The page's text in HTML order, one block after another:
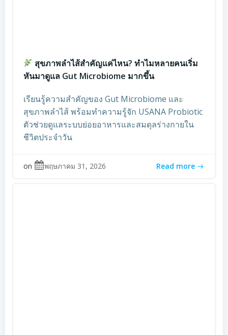
สุขภาพลำไส้สำคัญแค่ไหน? ทำไมหลายคนเริ่ม
หันมาดูแล Gut Microbiome มากขึ้น
เรียนรู้ความสำคัญของ Gut Microbiome และ
สุขภาพลำไส้ พร้อมทำความรู้จัก USANA Probiotic
ตัวช่วยดูแลระบบย่อยอาหารและสมดุลร่างกายใน
ชีวิตประจำวัน
on พฤษภาคม 31, 2026 Read more